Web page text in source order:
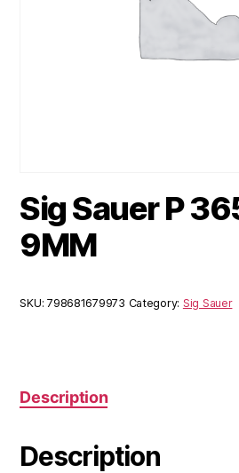
Sig Sauer P
9MM
SKU:798681679973 Category: Sig Sauer
Description
Description